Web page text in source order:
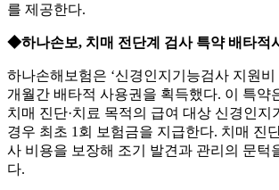
를 제공한다.
◆하나손보, 치매 전단계 검사 특약 배타적
하나손해보험은 ‘신경인지기능검사 지원비
개월간 배타적 사용권을 획득했다. 이 특약
치매 진단·치료 목적의 급여 대상 신경인지
경우 최초 1회 보험금을 지급한다. 치매 진
사 비용을 보장해 조기 발견과 관리의 문턱
다.